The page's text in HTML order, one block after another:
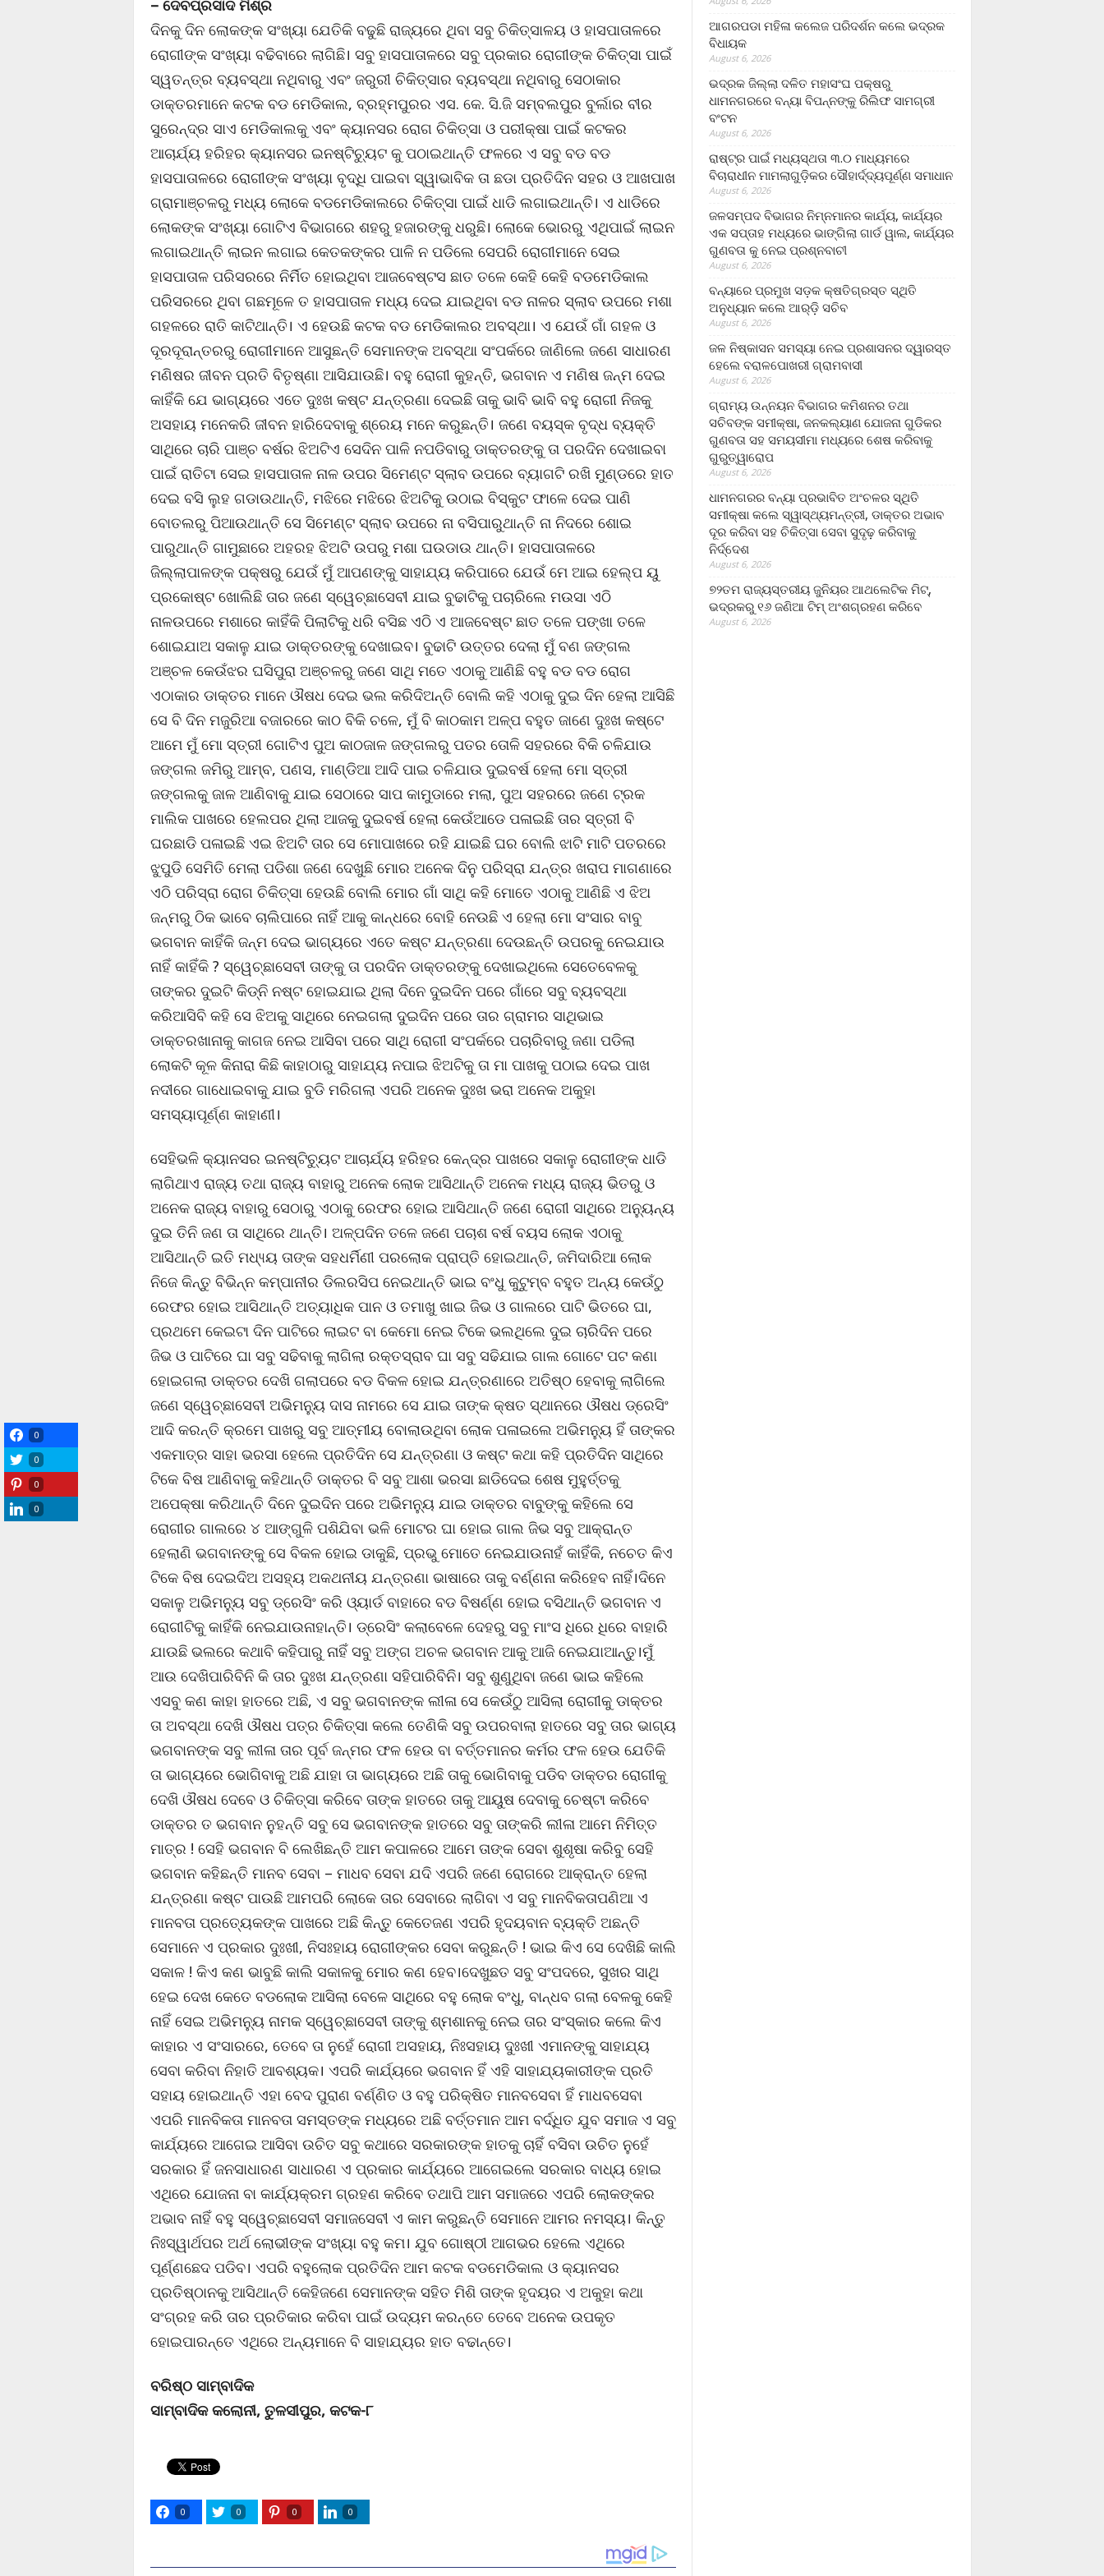
– ଦେବପ୍ରସାଦ ମିଶ୍ର
ଦିନକୁ ଦିନ ଲୋକଙ୍କ ସଂଖ୍ୟା ଯେତିକି ବଢୁଛି ରାଜ୍ୟରେ ଥିବା ସବୁ ଚିକିତ୍ସାଳୟ ଓ ହାସପାତାଳରେ
ରୋଗୀଙ୍କ ସଂଖ୍ୟା ବଢିବାରେ ଲାଗିଛି। ସବୁ ହାସପାତାଳରେ ସବୁ ପ୍ରକାର ରୋଗୀଙ୍କ ଚିକିତ୍ସା ପାଇଁ
ସ୍ୱତନ୍ତ୍ର ବ୍ୟବସ୍ଥା ନଥିବାରୁ ଏବଂ ଜରୁରୀ ଚିକିତ୍ସାର ବ୍ୟବସ୍ଥା ନଥିବାରୁ ସେଠାକାର
ଡାକ୍ତରମାନେ କଟକ ବଡ ମେଡିକାଲ, ବ୍ରହ୍ମପୁରର ଏସ. କେ. ସି.ଜି ସମ୍ବଲପୁର ବୁର୍ଲାର ବୀର
ସୁରେନ୍ଦ୍ର ସାଏ ମେଡିକାଲକୁ ଏବଂ କ୍ୟାନସର ରୋଗ ଚିକିତ୍ସା ଓ ପରୀକ୍ଷା ପାଇଁ କଟକର
ଆଚାର୍ଯ୍ୟ ହରିହର କ୍ୟାନସର ଇନଷ୍ଟିଚ୍ୟୁଟ କୁ ପଠାଇଥାନ୍ତି ଫଳରେ ଏ ସବୁ ବଡ ବଡ
ହାସପାତାଳରେ ରୋଗୀଙ୍କ ସଂଖ୍ୟା ବୃଦ୍ଧି ପାଇବା ସ୍ୱାଭାବିକ ତା ଛଡା ପ୍ରତିଦିନ ସହର ଓ ଆଖପାଖ
ଗ୍ରାମାଞ୍ଚଳରୁ ମଧ୍ୟ ଲୋକେ ବଡମେଡିକାଲରେ ଚିକିତ୍ସା ପାଇଁ ଧାଡି ଲଗାଇଥାନ୍ତି। ଏ ଧାଡିରେ
ଲୋକଙ୍କ ସଂଖ୍ୟା ଗୋଟିଏ ବିଭାଗରେ ଶହରୁ ହଜାରଙ୍କୁ ଧରୁଛି। ଲୋକେ ଭୋରରୁ ଏଥିପାଇଁ ଲାଇନ
ଲଗାଇଥାନ୍ତି ଲାଇନ ଲଗାଇ କେତକଙ୍କର ପାଳି ନ ପଡିଲେ ସେପରି ରୋଗୀମାନେ ସେଇ
ହାସପାତାଳ ପରିସରରେ ନିର୍ମିତ ହୋଇଥିବା ଆଜବେଷ୍ଟସ ଛାତ ତଳେ କେହି କେହି ବଡମେଡିକାଲ
ପରିସରରେ ଥିବା ଗଛମୂଳେ ତ ହାସପାତାଳ ମଧ୍ୟ ଦେଇ ଯାଇଥିବା ବଡ ନାଳର ସ୍ଲାବ ଉପରେ ମଶା
ଗହଳରେ ରାତି କାଟିଥାନ୍ତି। ଏ ହେଉଛି କଟକ ବଡ ମେଡିକାଲର ଅବସ୍ଥା। ଏ ଯେଉଁ ଗାଁ ଗହଳ ଓ
ଦୂରଦୂରାନ୍ତରରୁ ରୋଗୀମାନେ ଆସୁଛନ୍ତି ସେମାନଙ୍କ ଅବସ୍ଥା ସଂପର୍କରେ ଜାଣିଲେ ଜଣେ ସାଧାରଣ
ମଣିଷର ଜୀବନ ପ୍ରତି ବିତୃଷ୍ଣା ଆସିଯାଉଛି। ବହୁ ରୋଗୀ କୁହନ୍ତି, ଭଗବାନ ଏ ମଣିଷ ଜନ୍ମ ଦେଇ
କାହିଁକି ଯେ ଭାଗ୍ୟରେ ଏତେ ଦୁଃଖ କଷ୍ଟ ଯନ୍ତ୍ରଣା ଦେଇଛି ତାକୁ ଭାବି ଭାବି ବହୁ ରୋଗୀ ନିଜକୁ
ଅସହାୟ ମନେକରି ଜୀବନ ହାରିଦେବାକୁ ଶ୍ରେୟ ମନେ କରୁଛନ୍ତି। ଜଣେ ବୟସ୍କ ବୃଦ୍ଧ ବ୍ୟକ୍ତି
ସାଥିରେ ଚାରି ପାଞ୍ଚ ବର୍ଷର ଝିଅଟିଏ ସେଦିନ ପାଳି ନପଡିବାରୁ ଡାକ୍ତରଙ୍କୁ ତା ପରଦିନ ଦେଖାଇବା
ପାଇଁ ରାତିଟା ସେଇ ହାସପାତାଳ ନାଳ ଉପର ସିମେଣ୍ଟ ସ୍ଲାବ ଉପରେ ବ୍ୟାଗଟି ରଖି ମୁଣ୍ଡରେ ହାତ
ଦେଇ ବସି ଲୁହ ଗଡାଉଥାନ୍ତି, ମଝିରେ ମଝିରେ ଝିଅଟିକୁ ଉଠାଇ ବିସ୍କୁଟ ଫାଳେ ଦେଇ ପାଣି
ବୋତଲରୁ ପିଆଉଥାନ୍ତି ସେ ସିମେଣ୍ଟ ସ୍ଲାବ ଉପରେ ନା ବସିପାରୁଥାନ୍ତି ନା ନିଦରେ ଶୋଇ
ପାରୁଥାନ୍ତି ଗାମୁଛାରେ ଅହରହ ଝିଅଟି ଉପରୁ ମଶା ଘଉଡାଉ ଥାନ୍ତି। ହାସପାତାଳରେ
ଜିଲ୍ଲାପାଳଙ୍କ ପକ୍ଷରୁ ଯେଉଁ ମୁଁ ଆପଣଙ୍କୁ ସାହାଯ୍ୟ କରିପାରେ ଯେଉଁ ମେ ଆଇ ହେଲ୍ପ ୟୁ
ପ୍ରକୋଷ୍ଟ ଖୋଲିଛି ତାର ଜଣେ ସ୍ୱେଚ୍ଛାସେବୀ ଯାଇ ବୁଢାଟିକୁ ପଚାରିଲେ ମଉସା ଏଠି
ନାଳଉପରେ ମଶାରେ କାହିଁକି ପିଲାଟିକୁ ଧରି ବସିଛ ଏଠି ଏ ଆଜବେଷ୍ଟ ଛାତ ତଳେ ପଙ୍ଖା ତଳେ
ଶୋଇଯାଅ ସକାଳୁ ଯାଇ ଡାକ୍ତରଙ୍କୁ ଦେଖାଇବ। ବୁଢାଟି ଉତ୍ତର ଦେଲା ମୁଁ ବଣ ଜଙ୍ଗଲ
ଅଞ୍ଚଳ କେଉଁଝର ଘସିପୁରା ଅଞ୍ଚଳରୁ ଜଣେ ସାଥି ମତେ ଏଠାକୁ ଆଣିଛି ବହୁ ବଡ ବଡ ରୋଗ
ଏଠାକାର ଡାକ୍ତର ମାନେ ଔଷଧ ଦେଇ ଭଲ କରିଦିଅନ୍ତି ବୋଲି କହି ଏଠାକୁ ଦୁଇ ଦିନ ହେଲା ଆସିଛି
ସେ ବି ଦିନ ମଜୁରିଆ ବଜାରରେ କାଠ ବିକି ଚଳେ, ମୁଁ ବି କାଠକାମ ଅଳ୍ପ ବହୁତ ଜାଣେ ଦୁଃଖ କଷ୍ଟେ
ଆମେ ମୁଁ ମୋ ସ୍ତ୍ରୀ ଗୋଟିଏ ପୁଅ କାଠଜାଳ ଜଙ୍ଗଲରୁ ପତର ତୋଳି ସହରରେ ବିକି ଚଳିଯାଉ
ଜଙ୍ଗଲ ଜମିରୁ ଆମ୍ବ, ପଣସ, ମାଣ୍ଡିଆ ଆଦି ପାଇ ଚଳିଯାଉ ଦୁଇବର୍ଷ ହେଲା ମୋ ସ୍ତ୍ରୀ
ଜଙ୍ଗଲକୁ ଜାଳ ଆଣିବାକୁ ଯାଇ ସେଠାରେ ସାପ କାମୁଡାରେ ମଲା, ପୁଅ ସହରରେ ଜଣେ ଟ୍ରକ
ମାଲିକ ପାଖରେ ହେଲପର ଥିଲା ଆଜକୁ ଦୁଇବର୍ଷ ହେଲା କେଉଁଆଡେ ପଳାଇଛି ତାର ସ୍ତ୍ରୀ ବି
ଘରଛାଡି ପଳାଇଛି ଏଇ ଝିଅଟି ତାର ସେ ମୋପାଖରେ ରହି ଯାଇଛି ଘର ବୋଲି ଝାଟି ମାଟି ପତରରେ
ଝୁପୁଡି ସେମିତି ମେଲା ପଡିଶା ଜଣେ ଦେଖୁଛି ମୋର ଅନେକ ଦିନୁ ପରିସ୍ରା ଯନ୍ତ୍ର ଖରାପ ମାଗଣାରେ
ଏଠି ପରିସ୍ରା ରୋଗ ଚିକିତ୍ସା ହେଉଛି ବୋଲି ମୋର ଗାଁ ସାଥି କହି ମୋତେ ଏଠାକୁ ଆଣିଛି ଏ ଝିଅ
ଜନ୍ମରୁ ଠିକ ଭାବେ ଚାଲିପାରେ ନାହିଁ ଆକୁ କାନ୍ଧରେ ବୋହି ନେଉଛି ଏ ହେଲା ମୋ ସଂସାର ବାବୁ
ଭଗବାନ କାହିଁକି ଜନ୍ମ ଦେଇ ଭାଗ୍ୟରେ ଏତେ କଷ୍ଟ ଯନ୍ତ୍ରଣା ଦେଉଛନ୍ତି ଉପରକୁ ନେଇଯାଉ
ନାହିଁ କାହିଁକି ? ସ୍ୱେଚ୍ଛାସେବୀ ତାଙ୍କୁ ତା ପରଦିନ ଡାକ୍ତରଙ୍କୁ ଦେଖାଇଥିଲେ ସେତେବେଳକୁ
ତାଙ୍କର ଦୁଇଟି କିଡ୍ନି ନଷ୍ଟ ହୋଇଯାଇ ଥିଲା ଦିନେ ଦୁଇଦିନ ପରେ ଗାଁରେ ସବୁ ବ୍ୟବସ୍ଥା
କରିଆସିବି କହି ସେ ଝିଅକୁ ସାଥିରେ ନେଇଗଲା ଦୁଇଦିନ ପରେ ତାର ଗ୍ରାମର ସାଥିଭାଇ
ଡାକ୍ତରଖାନାକୁ କାଗଜ ନେଇ ଆସିବା ପରେ ସାଥି ରୋଗୀ ସଂପର୍କରେ ପଚାରିବାରୁ ଜଣା ପଡିଲା
ଲୋକଟି କୂଳ କିନାରା କିଛି କାହାଠାରୁ ସାହାଯ୍ୟ ନପାଇ ଝିଅଟିକୁ ତା ମା ପାଖକୁ ପଠାଇ ଦେଇ ପାଖ
ନଦୀରେ ଗାଧୋଇବାକୁ ଯାଇ ବୁଡି ମରିଗଲା ଏପରି ଅନେକ ଦୁଃଖ ଭରା ଅନେକ ଅକୁହା
ସମସ୍ୟାପୂର୍ଣ୍ଣ କାହାଣୀ।
ସେହିଭଳି କ୍ୟାନସର ଇନଷ୍ଟିଚ୍ୟୁଟ ଆଚାର୍ଯ୍ୟ ହରିହର କେନ୍ଦ୍ର ପାଖରେ ସକାଳୁ ରୋଗୀଙ୍କ ଧାଡି
ଲାଗିଥାଏ ରାଜ୍ୟ ତଥା ରାଜ୍ୟ ବାହାରୁ ଅନେକ ଲୋକ ଆସିଥାନ୍ତି ଅନେକ ମଧ୍ୟ ରାଜ୍ୟ ଭିତରୁ ଓ
ଅନେକ ରାଜ୍ୟ ବାହାରୁ ସେଠାରୁ ଏଠାକୁ ରେଫର ହୋଇ ଆସିଥାନ୍ତି ଜଣେ ରୋଗୀ ସାଥିରେ ଅନ୍ୟୁନ୍ୟ
ଦୁଇ ତିନି ଜଣ ତା ସାଥିରେ ଥାନ୍ତି। ଅଳ୍ପଦିନ ତଳେ ଜଣେ ପଚାଶ ବର୍ଷ ବୟସ ଲୋକ ଏଠାକୁ
ଆସିଥାନ୍ତି ଇତି ମଧ୍ୟ୍ୟ ତାଙ୍କ ସହଧର୍ମିଣୀ ପରଲୋକ ପ୍ରାପ୍ତି ହୋଇଥାନ୍ତି, ଜମିଦାରିଆ ଲୋକ
ନିଜେ କିନ୍ତୁ ବିଭିନ୍ନ କମ୍ପାନୀର ଡିଲରସିପ ନେଇଥାନ୍ତି ଭାଇ ବଂଧୁ କୁଟୁମ୍ବ ବହୁତ ଅନ୍ୟ କେଉଁଠୁ
ରେଫର ହୋଇ ଆସିଥାନ୍ତି ଅତ୍ୟାଧିକ ପାନ ଓ ତମାଖୁ ଖାଇ ଜିଭ ଓ ଗାଲରେ ପାଟି ଭିତରେ ଘା,
ପ୍ରଥମେ କେଇଟା ଦିନ ପାଟିରେ ଲାଇଟ ବା କେମୋ ନେଇ ଟିକେ ଭଲଥିଲେ ଦୁଇ ଚାରିଦିନ ପରେ
ଜିଭ ଓ ପାଟିରେ ଘା ସବୁ ସଢିବାକୁ ଲାଗିଲା ରକ୍ତସ୍ରାବ ଘା ସବୁ ସଢିଯାଇ ଗାଲ ଗୋଟେ ପଟ କଣା
ହୋଇଗଲା ଡାକ୍ତର ଦେଖି ଗଲାପରେ ବଡ ବିକଳ ହୋଇ ଯନ୍ତ୍ରଣାରେ ଅତିଷ୍ଠ ହେବାକୁ ଲାଗିଲେ
ଜଣେ ସ୍ୱେଚ୍ଛାସେବୀ ଅଭିମନ୍ୟୁ ଦାସ ନାମରେ ସେ ଯାଇ ତାଙ୍କ କ୍ଷତ ସ୍ଥାନରେ ଔଷଧ ଡ୍ରେସିଂ
ଆଦି କରନ୍ତି କ୍ରମେ ପାଖରୁ ସବୁ ଆତ୍ମୀୟ ବୋଲାଉଥିବା ଲୋକ ପଳାଇଲେ ଅଭିମନ୍ୟୁ ହିଁ ତାଙ୍କର
ଏକମାତ୍ର ସାହା ଭରସା ହେଲେ ପ୍ରତିଦିନ ସେ ଯନ୍ତ୍ରଣା ଓ କଷ୍ଟ କଥା କହି ପ୍ରତିଦିନ ସାଥିରେ
ଟିକେ ବିଷ ଆଣିବାକୁ କହିଥାନ୍ତି ଡାକ୍ତର ବି ସବୁ ଆଶା ଭରସା ଛାଡିଦେଇ ଶେଷ ମୁହୁର୍ତ୍ତକୁ
ଅପେକ୍ଷା କରିଥାନ୍ତି ଦିନେ ଦୁଇଦିନ ପରେ ଅଭିମନ୍ୟୁ ଯାଇ ଡାକ୍ତର ବାବୁଙ୍କୁ କହିଲେ ସେ
ରୋଗୀର ଗାଲରେ ୪ ଆଙ୍ଗୁଳି ପଶିଯିବା ଭଳି ମୋଟର ଘା ହୋଇ ଗାଲ ଜିଭ ସବୁ ଆକ୍ରାନ୍ତ
ହେଲାଣି ଭଗବାନଙ୍କୁ ସେ ବିକଳ ହୋଇ ଡାକୁଛି, ପ୍ରଭୁ ମୋତେ ନେଇଯାଉନାହଁ କାହିଁକି, ନଚେତ କିଏ
ଟିକେ ବିଷ ଦେଇଦିଅ ଅସହ୍ୟ ଅକଥନୀୟ ଯନ୍ତ୍ରଣା ଭାଷାରେ ତାକୁ ବର୍ଣ୍ଣନା କରିହେବ ନାହିଁ।ଦିନେ
ସକାଳୁ ଅଭିମନ୍ୟୁ ସବୁ ଡ୍ରେସିଂ କରି ଓ୍ୟାର୍ଡ ବାହାରେ ବଡ ବିଷର୍ଣ୍ଣ ହୋଇ ବସିଥାନ୍ତି ଭଗବାନ ଏ
ରୋଗୀଟିକୁ କାହିଁକି ନେଇଯାଉନାହାନ୍ତି। ଡ୍ରେସିଂ କଲାବେଳେ ଦେହରୁ ସବୁ ମାଂସ ଧିରେ ଧିରେ ବାହାରି
ଯାଉଛି ଭଲରେ କଥାବି କହିପାରୁ ନାହିଁ ସବୁ ଅଙ୍ଗ ଅଚଳ ଭଗବାନ ଆକୁ ଆଜି ନେଇଯାଆନ୍ତୁ।ମୁଁ
ଆଉ ଦେଖିପାରିବିନି କି ତାର ଦୁଃଖ ଯନ୍ତ୍ରଣା ସହିପାରିବିନି। ସବୁ ଶୁଣୁଥିବା ଜଣେ ଭାଇ କହିଲେ
ଏସବୁ କଣ କାହା ହାତରେ ଅଛି, ଏ ସବୁ ଭଗବାନଙ୍କ ଲୀଳା ସେ କେଉଁଠୁ ଆସିଲା ରୋଗୀକୁ ଡାକ୍ତର
ତା ଅବସ୍ଥା ଦେଖି ଔଷଧ ପତ୍ର ଚିକିତ୍ସା କଲେ ତେଣିକି ସବୁ ଉପରବାଲା ହାତରେ ସବୁ ତାର ଭାଗ୍ୟ
ଭଗବାନଙ୍କ ସବୁ ଲୀଳା ତାର ପୂର୍ବ ଜନ୍ମର ଫଳ ହେଉ ବା ବର୍ତ୍ତମାନର କର୍ମର ଫଳ ହେଉ ଯେତିକି
ତା ଭାଗ୍ୟରେ ଭୋଗିବାକୁ ଅଛି ଯାହା ତା ଭାଗ୍ୟରେ ଅଛି ତାକୁ ଭୋଗିବାକୁ ପଡିବ ଡାକ୍ତର ରୋଗୀକୁ
ଦେଖି ଔଷଧ ଦେବେ ଓ ଚିକିତ୍ସା କରିବେ ତାଙ୍କ ହାତରେ ତାକୁ ଆୟୁଷ ଦେବାକୁ ଚେଷ୍ଟା କରିବେ
ଡାକ୍ତର ତ ଭଗବାନ ନୁହନ୍ତି ସବୁ ସେ ଭଗବାନଙ୍କ ହାତରେ ସବୁ ତାଙ୍କରି ଲୀଳା ଆମେ ନିମିତ୍ତ
ମାତ୍ର ! ସେହି ଭଗବାନ ବି ଲେଖିଛନ୍ତି ଆମ କପାଳରେ ଆମେ ତାଙ୍କ ସେବା ଶୁଶୃଷା କରିବୁ ସେହି
ଭଗବାନ କହିଛନ୍ତି ମାନବ ସେବା – ମାଧବ ସେବା ଯଦି ଏପରି ଜଣେ ରୋଗରେ ଆକ୍ରାନ୍ତ ହେଲା
ଯନ୍ତ୍ରଣା କଷ୍ଟ ପାଉଛି ଆମପରି ଲୋକେ ତାର ସେବାରେ ଲାଗିବା ଏ ସବୁ ମାନବିକତାପଣିଆ ଏ
ମାନବତା ପ୍ରତ୍ୟେକଙ୍କ ପାଖରେ ଅଛି କିନ୍ତୁ କେତେଜଣ ଏପରି ହୃଦୟବାନ ବ୍ୟକ୍ତି ଅଛନ୍ତି
ସେମାନେ ଏ ପ୍ରକାର ଦୁଃଖୀ, ନିସଃହାୟ ରୋଗୀଙ୍କର ସେବା କରୁଛନ୍ତି ! ଭାଇ କିଏ ସେ ଦେଖିଛି କାଲି
ସକାଳ ! କିଏ କଣ ଭାବୁଛି କାଲି ସକାଳକୁ ମୋର କଣ ହେବ।ଦେଖୁଛତ ସବୁ ସଂପଦରେ, ସୁଖର ସାଥି
ହେଇ ଦେଖ କେତେ ବଡଲୋକ ଆସିଲା ବେଳେ ସାଥିରେ ବହୁ ଲୋକ ବଂଧୁ, ବାନ୍ଧବ ଗଲା ବେଳକୁ କେହି
ନାହିଁ ସେଇ ଅଭିମନ୍ୟୁ ନାମକ ସ୍ୱେଚ୍ଛାସେବୀ ତାଙ୍କୁ ଶ୍ମଶାନକୁ ନେଇ ତାର ସଂସ୍କାର କଲେ କିଏ
କାହାର ଏ ସଂସାରରେ, ତେବେ ତା ନୁହେଁ ରୋଗୀ ଅସହାୟ, ନିଃସହାୟ ଦୁଃଖୀ ଏମାନଙ୍କୁ ସାହାଯ୍ୟ
ସେବା କରିବା ନିହାତି ଆବଶ୍ୟକ। ଏପରି କାର୍ଯ୍ୟରେ ଭଗବାନ ହିଁ ଏହି ସାହାଯ୍ୟକାରୀଙ୍କ ପ୍ରତି
ସହାୟ ହୋଇଥାନ୍ତି ଏହା ବେଦ ପୁରାଣ ବର୍ଣ୍ଣିତ ଓ ବହୁ ପରିକ୍ଷିତ ମାନବସେବା ହିଁ ମାଧବସେବା
ଏପରି ମାନବିକତା ମାନବତା ସମସ୍ତଙ୍କ ମଧ୍ୟରେ ଅଛି ବର୍ତ୍ତମାନ ଆମ ବର୍ଦ୍ଧିତ ଯୁବ ସମାଜ ଏ ସବୁ
କାର୍ଯ୍ୟରେ ଆଗେଇ ଆସିବା ଉଚିତ ସବୁ କଥାରେ ସରକାରଙ୍କ ହାତକୁ ଚାହିଁ ବସିବା ଉଚିତ ନୁହେଁ
ସରକାର ହିଁ ଜନସାଧାରଣ ସାଧାରଣ ଏ ପ୍ରକାର କାର୍ଯ୍ୟରେ ଆଗେଇଲେ ସରକାର ବାଧ୍ୟ ହୋଇ
ଏଥିରେ ଯୋଜନା ବା କାର୍ଯ୍ୟକ୍ରମ ଗ୍ରହଣ କରିବେ ତଥାପି ଆମ ସମାଜରେ ଏପରି ଲୋକଙ୍କର
ଅଭାବ ନାହିଁ ବହୁ ସ୍ୱେଚ୍ଛାସେବୀ ସମାଜସେବୀ ଏ କାମ କରୁଛନ୍ତି ସେମାନେ ଆମର ନମସ୍ୟ। କିନ୍ତୁ
ନିଃସ୍ୱାର୍ଥପର ଅର୍ଥ ଲୋଭୀଙ୍କ ସଂଖ୍ୟା ବହୁ କମ। ଯୁବ ଗୋଷ୍ଠୀ ଆଗଭର ହେଲେ ଏଥିରେ
ପୂର୍ଣ୍ଣଛେଦ ପଡିବ। ଏପରି ବହୁଲୋକ ପ୍ରତିଦିନ ଆମ କଟକ ବଡମେଡିକାଲ ଓ କ୍ୟାନସର
ପ୍ରତିଷ୍ଠାନକୁ ଆସିଥାନ୍ତି କେହିଜଣେ ସେମାନଙ୍କ ସହିତ ମିଶି ତାଙ୍କ ହୃଦୟର ଏ ଅକୁହା କଥା
ସଂଗ୍ରହ କରି ତାର ପ୍ରତିକାର କରିବା ପାଇଁ ଉଦ୍ୟମ କରନ୍ତେ ତେବେ ଅନେକ ଉପକୃତ
ହୋଇପାରନ୍ତେ ଏଥିରେ ଅନ୍ୟମାନେ ବି ସାହାଯ୍ୟର ହାତ ବଢାନ୍ତେ।
ବରିଷ୍ଠ ସାମ୍ବାଦିକ
ସାମ୍ବାଦିକ କଲୋନୀ, ତୁଳସୀପୁର, କଟକ-୮
0 0 0 0
ଆଗରପଡା ମହିଳା କଲେଜ ପରିଦର୍ଶନ କଲେ ଭଦ୍ରକ
ବିଧାୟକ
August 6, 2026
ଭଦ୍ରକ ଜିଲ୍ଲା ଦଳିତ ମହାସଂଘ ପକ୍ଷରୁ
ଧାମନଗରରେ ବନ୍ୟା ବିପନ୍ନଙ୍କୁ ରିଲିଫ ସାମଗ୍ରୀ
ବଂଟନ
August 6, 2026
ରାଷ୍ଟ୍ର ପାଇଁ ମଧ୍ୟସ୍ଥତା ୩.୦ ମାଧ୍ୟମରେ
ବିଚାରାଧୀନ ମାମଲାଗୁଡ଼ିକର ସୌହାର୍ଦ୍ଦ୍ୟପୂର୍ଣ୍ଣ ସମାଧାନ
August 6, 2026
ଜଳସମ୍ପଦ ବିଭାଗର ନିମ୍ନମାନର କାର୍ଯ୍ୟ, କାର୍ଯ୍ୟର
ଏକ ସପ୍ତାହ ମଧ୍ୟରେ ଭାଙ୍ଗିଲା ଗାର୍ଡ ୱାଲ, କାର୍ଯ୍ୟର
ଗୁଣବତା କୁ ନେଇ ପ୍ରଶ୍ନବାଚୀ
August 6, 2026
ବନ୍ୟାରେ ପ୍ରମୁଖ ସଡ଼କ କ୍ଷତିଗ୍ରସ୍ତ ସ୍ଥିତି
ଅନୁଧ୍ୟାନ କଲେ ଆର୍‌ଡ଼ି ସଚିବ
August 6, 2026
ଜଳ ନିଷ୍କାସନ ସମସ୍ୟା ନେଇ ପ୍ରଶାସନର ଦ୍ୱାରସ୍ତ
ହେଲେ ବରାଳପୋଖରୀ ଗ୍ରାମବାସୀ
August 6, 2026
ଗ୍ରାମ୍ୟ ଉନ୍ନୟନ ବିଭାଗର କମିଶନର ତଥା
ସଚିବଙ୍କ ସମୀକ୍ଷା, ଜନକଲ୍ୟାଣ ଯୋଜନା ଗୁଡିକର
ଗୁଣବତା ସହ ସମୟସୀମା ମଧ୍ୟରେ ଶେଷ କରିବାକୁ
ଗୁରୁତ୍ୱାରୋପ
August 6, 2026
ଧାମନଗରର ବନ୍ୟା ପ୍ରଭାବିତ ଅଂଚଳର ସ୍ଥିତି
ସମୀକ୍ଷା କଲେ ସ୍ୱାସ୍ଥ୍ୟମନ୍ତ୍ରୀ, ଡାକ୍ତର ଅଭାବ
ଦୂର କରିବା ସହ ଚିକିତ୍ସା ସେବା ସୁଦୃଢ଼ କରିବାକୁ
ନିର୍ଦ୍ଦେଶ
August 6, 2026
୭୨ତମ ରାଜ୍ୟସ୍ତରୀୟ ଜୁନିୟର ଆଥଲେଟିକ ମିଟ୍‌,
ଭଦ୍ରକରୁ ୧୬ ଜଣିଆ ଟିମ୍ ଅଂଶଗ୍ରହଣ କରିବେ
August 6, 2026
0
0
0
0